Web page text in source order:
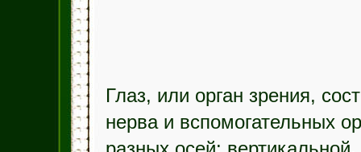
Глаз, или орган зрения,
нерва и вспомогательных